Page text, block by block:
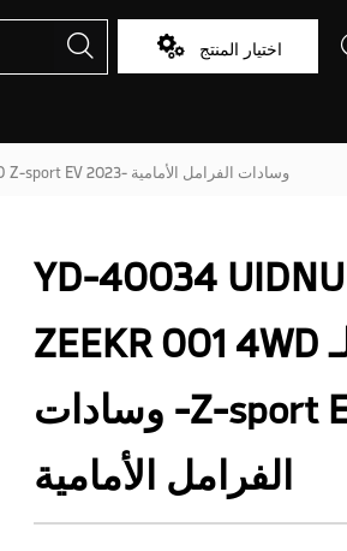
  اختيار المنتج
YD-40034 UIDNU 6608029498 6608031684 لـ ZEEKR 001 4WD Z-sport EV 2023- وسادات الفرامل الأمامية
YD-40034
6608031684 لـ ZEEKR 001 4WD
Z-sport EV 2023- وسادات
الفرامل الأمامية